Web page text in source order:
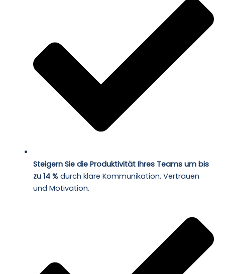
Steigern Sie die Produktivität Ihres Teams um bis
zu 14 % durch klare Kommunikation, Vertrauen
und Motivation.